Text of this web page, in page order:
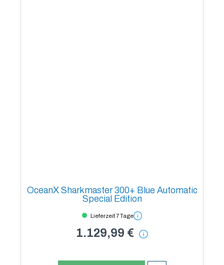
OceanX Sharkmaster 300+ Blue Automatic
Special Edition
Lieferzeit 7 Tage
1.129,99 €